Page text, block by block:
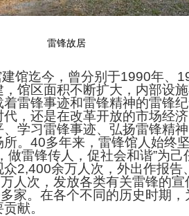
雷锋故居
迄今，曾分别于1990年、
馆区面积不断扩大，内部设
雷锋事迹和雷锋精神的雷锋
，还是在改革开放的市场经
学习雷锋事迹、弘扬雷锋精
。40多年来，雷锋馆人始终
做雷锋传人，促社会和谐”为
2,400余万人次，外出作报告
人次，发放各类有关雷锋的
家。在各个不同的历史时期
献。